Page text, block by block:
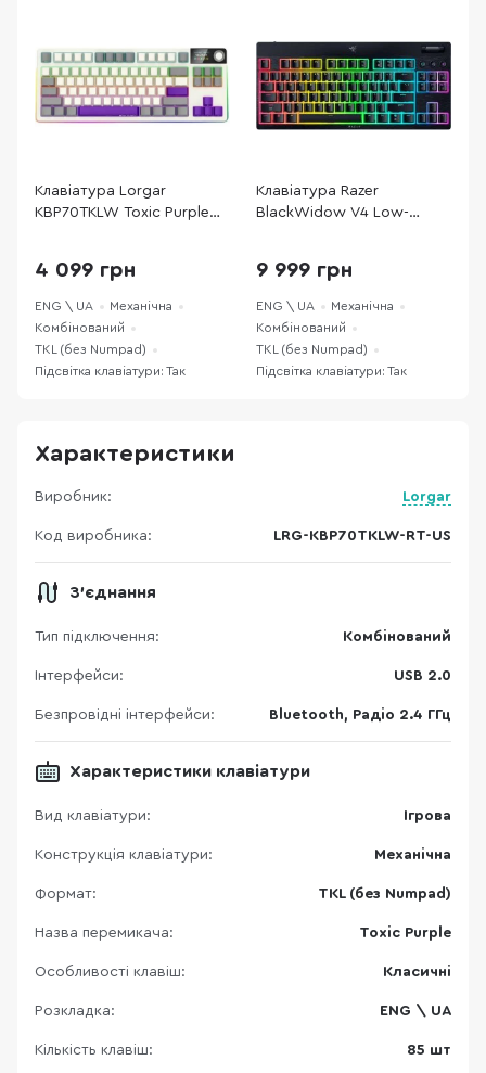
Клавіатура Lorgar
KBP70TKLW Toxic Purple
4 099 грн
ENG \ UA
Механічна
Комбінований
TKL (без Numpad)
Підсвітка клавіатури: Так
Клавіатура Razer
BlackWidow V4 Low-
(RZ03-05450500-R3M1)
9 999 грн
ENG \ UA
Механічна
Комбінований
TKL (без Numpad)
Підсвітка клавіатури: Так
Характеристики
Виробник: Lorgar
Код виробника: LRG-KBP70TKLW-RT-US
З'єднання
Тип підключення: Комбінований
Інтерфейси: USB 2.0
Безпровідні інтерфейси: Bluetooth, Радіо 2.4 ГГц
Характеристики клавіатури
Вид клавіатури: Ігрова
Конструкція клавіатури: Механічна
Формат: TKL (без Numpad)
Назва перемикача: Toxic Purple
Особливості клавіш: Класичні
Розкладка: ENG \ UA
Кількість клавіш: 85 шт